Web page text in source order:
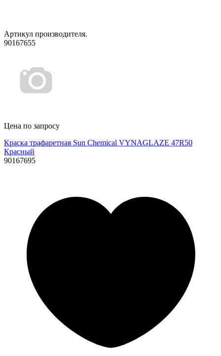
Артикул производителя.
90167655
Цена по запросу
Краска трафаретная Sun Chemical VYNAGLAZE 47R50
Красный
90167695